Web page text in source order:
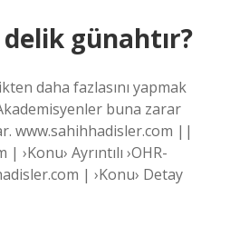
günahtır?
daha fazlasını yapmak
buna zarar
www.sahihhadisler.com ||
›Konu› Ayrıntılı ›OHR-
| ›Konu› Detay